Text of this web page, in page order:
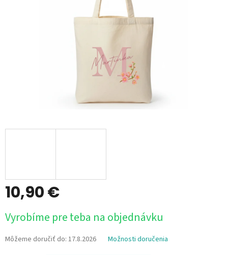
10,90 €
cena:
Vyrobíme pre teba na objednávku
Môžeme doručiť do: 17.8.2026 Možnosti doručenia